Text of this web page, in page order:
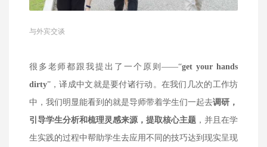
与外宾交谈
很多老师都跟我提出了一个原则——“get your hands
dirty”，译成中文就是要付诸行动。在我们几次的工作坊
中，我们明显能看到的就是导师带着学生们一起去调研，
引导学生分析和梳理灵感来源，提取核心主题 ，并且在学
生实践的过程中帮助学生去应用不同的技巧达到现实呈现